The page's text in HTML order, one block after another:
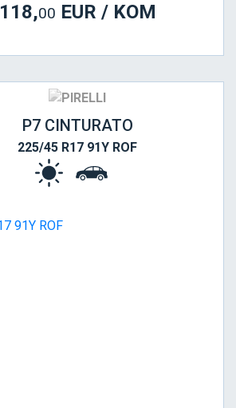
118,00 EUR / KOM
P7 CINTURATO
225/45 R17 91Y ROF